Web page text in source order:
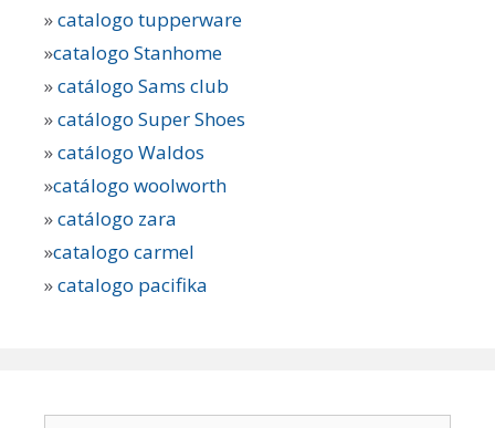
»catalogo tupperware
»catalogo Stanhome
»catálogo Sams club
»catálogo Super Shoes
»catálogo Waldos
»catálogo woolworth
»catálogo zara
»catalogo carmel
»catalogo pacifika